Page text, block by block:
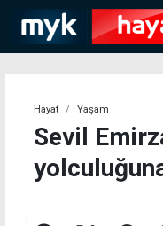
Hayat Yaşam
Sevil